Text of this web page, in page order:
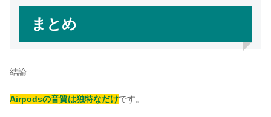
まとめ
結論
Airpodsの音質は独特なだけです。